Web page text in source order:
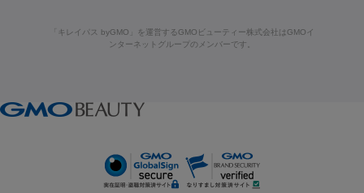
脂肪溶解注射
BNLS・BNLS neo カベリン
輪郭注射（MLM）
美容点滴
美容注射 ケミカルピーリング
ーザー治療（黒ずみ）
医療脱毛（指）
ダイエット点滴・ ダイエ
レーザーピーリング
レーザー治療（しみスポット照
ク治療
医療脱毛（ヒゲ）
ハイドラジェントル
ルメッカ ジェネシス
Vビーム シルファーム スネコス
ラフォーマー（ウルトラフォーマーⅢ）
サーマクール
イントラ
その他
「キレイパス byGMO」を運営するGMOビューティー株式会社はGMOイ
ンターネットグループのメンバーです。